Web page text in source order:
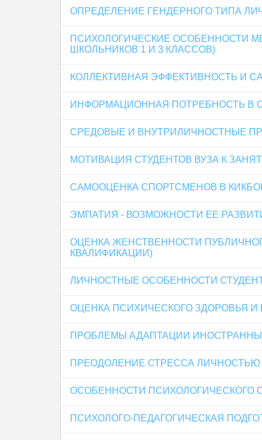
ОПРЕДЕЛЕНИЕ ГЕНДЕРНОГО ТИПА
ПСИХОЛОГИЧЕСКИЕ ОСОБЕННОСТИ
ШКОЛЬНИКОВ 1 И 3 КЛАССОВ)
КОЛЛЕКТИВНАЯ ЭФФЕКТИВНОСТЬ И
ИНФОРМАЦИОННАЯ ПОТРЕБНОСТЬ В
СРЕДОВЫЕ И ВНУТРИЛИЧНОСТНЫЕ
МОТИВАЦИЯ СТУДЕНТОВ ВУЗА К
САМООЦЕНКА СПОРТСМЕНОВ В
ЭМПАТИЯ - ВОЗМОЖНОСТИ ЕЕ
ОЦЕНКА ЖЕНСТВЕННОСТИ
КВАЛИФИКАЦИИ)
ЛИЧНОСТНЫЕ ОСОБЕННОСТИ
ОЦЕНКА ПСИХИЧЕСКОГО ЗДОРОВЬЯ
ПРОБЛЕМЫ АДАПТАЦИИ
ПРЕОДОЛЕНИЕ СТРЕССА
ОСОБЕННОСТИ ПСИХОЛОГИЧЕСКОГО
ПСИХОЛОГО-ПЕДАГОГИЧЕСКАЯ